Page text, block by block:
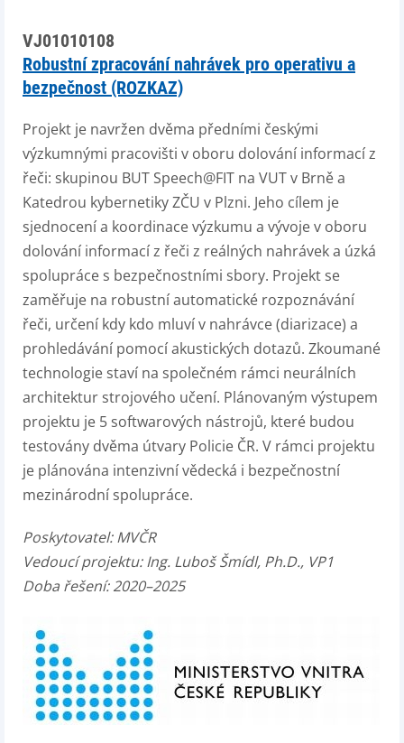
VJ01010108
Robustní zpracování nahrávek pro operativu a
bezpečnost (ROZKAZ)
Projekt je navržen dvěma předními českými
výzkumnými pracovišti v oboru dolování informací z
řeči: skupinou BUT Speech@FIT na VUT v Brně a
Katedrou kybernetiky ZČU v Plzni. Jeho cílem je
sjednocení a koordinace výzkumu a vývoje v oboru
dolování informací z řeči z reálných nahrávek a úzká
spolupráce s bezpečnostními sbory. Projekt se
zaměřuje na robustní automatické rozpoznávání
řeči, určení kdy kdo mluví v nahrávce (diarizace) a
prohledávání pomocí akustických dotazů. Zkoumané
technologie staví na společném rámci neurálních
architektur strojového učení. Plánovaným výstupem
projektu je 5 softwarových nástrojů, které budou
testovány dvěma útvary Policie ČR. V rámci projektu
je plánována intenzivní vědecká i bezpečnostní
mezinárodní spolupráce.
Poskytovatel:MVČR
Vedoucí projektu:Ing. Luboš Šmídl, Ph.D., VP1
Doba řešení: 2020–2025